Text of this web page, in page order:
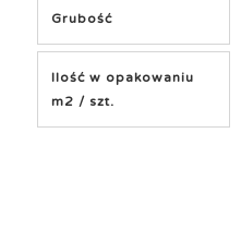
Grubość
Ilość w opakowaniu
m2 / szt.